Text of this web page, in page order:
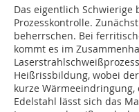
Das eigentlich
Prozesskontrolle.
beherrschen. Bei
kommt es im
Heißrissbildung, wobei
kurze
Edelstahl lässt sich das